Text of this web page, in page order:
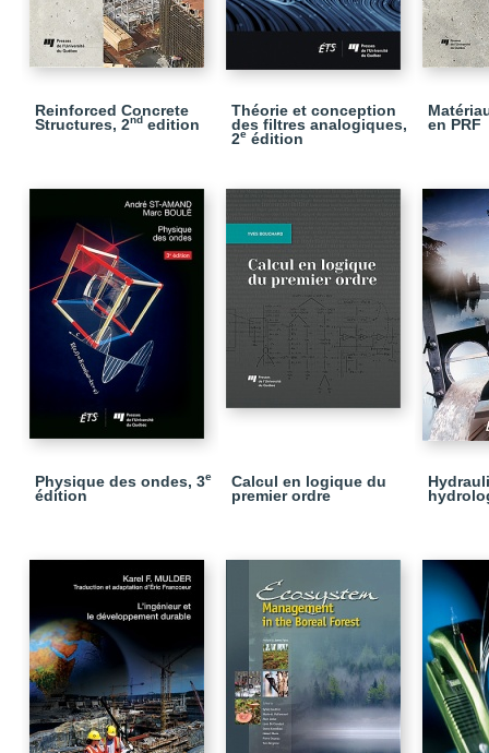
Reinforced Concrete
Structures, 2nd edition
Théorie et conception
des filtres analogiques,
2e édition
en PRF
Physique des ondes, 3e
édition
Calcul en logique du
premier ordre